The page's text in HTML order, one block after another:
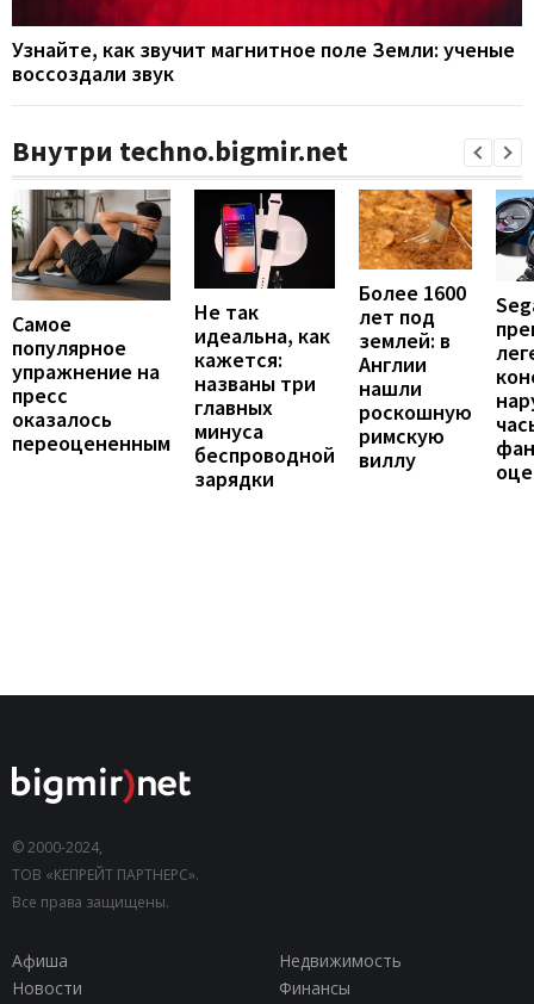
Узнайте, как звучит магнитное поле Земли: ученые
воссоздали звук
Внутри techno.bigmir.net
Самое
популярное
упражнение на
пресс
оказалось
переоцененным
Не так
идеальна, как
кажется:
названы три
главных
минуса
беспроводной
зарядки
Более 1600
лет под
землей: в
Англии
нашли
роскошную
римскую
виллу
© 2000-2024,
ТОВ «КЕПРЕЙТ ПАРТНЕРС».
Все права защищены.
Афиша
Недвижимость
Новости
Финансы